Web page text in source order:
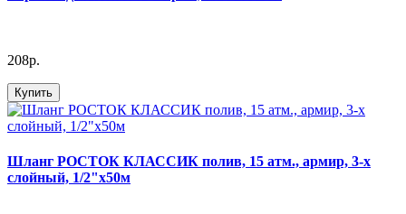
208р.
Купить
Шланг РОСТОК КЛАССИК полив, 15 атм., армир, 3-х
слойный, 1/2"х50м